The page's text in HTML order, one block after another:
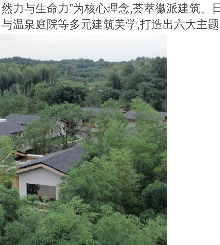
然力与生命力”为核心理念,荟萃徽派建筑、
与温泉庭院等多元建筑美学,打造出六大主